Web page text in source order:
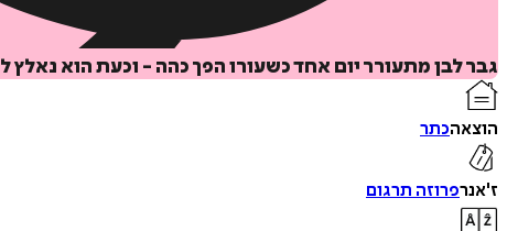
גבר לבן מתעורר יום אחד כשעורו הפך כהה - וכעת הוא
הוצאהכתר
ז'אנרפרוזה תרגום